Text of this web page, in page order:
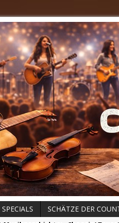
SPECIALS SCHÄTZE DER